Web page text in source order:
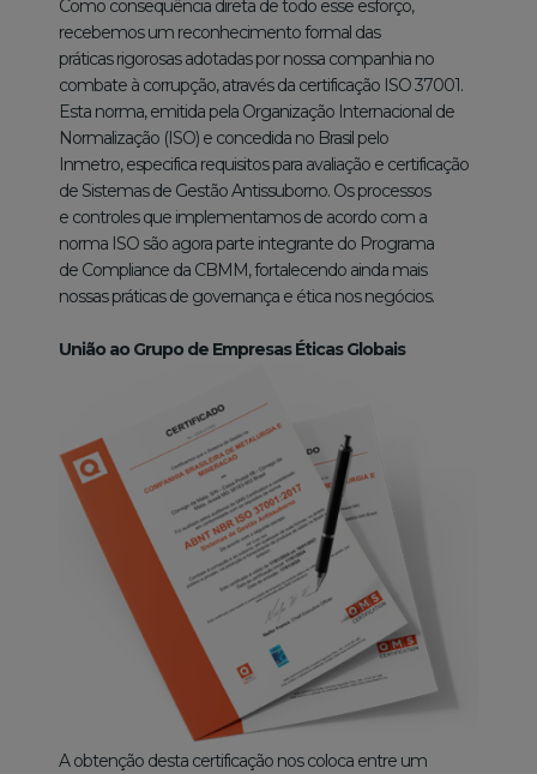
Como consequência direta de todo esse esforço,
recebemos um reconhecimento formal das
práticas rigorosas adotadas por nossa companhia no
combate à corrupção, através da certificação ISO 37001.
Esta norma, emitida pela Organização Internacional de
Normalização (ISO) e concedida no Brasil pelo
Inmetro, especifica requisitos para avaliação e certificação
de Sistemas de Gestão Antissuborno. Os processos
e controles que implementamos de acordo com a
norma ISO são agora parte integrante do Programa
de Compliance da CBMM, fortalecendo ainda mais
nossas práticas de governança e ética nos negócios.
União ao Grupo de Empresas Éticas Globais
A obtenção desta certificação nos coloca entre um